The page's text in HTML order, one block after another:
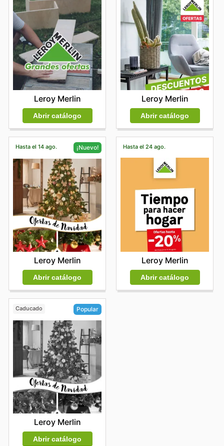
Leroy Merlin
Abrir catálogo
Leroy Merlin
Abrir catálogo
Hasta el 14 ago. ¡Nuevo!
Leroy Merlin
Abrir catálogo
Hasta el 24 ago.
Leroy Merlin
Abrir catálogo
Caducado Popular
Leroy Merlin
Abrir catálogo